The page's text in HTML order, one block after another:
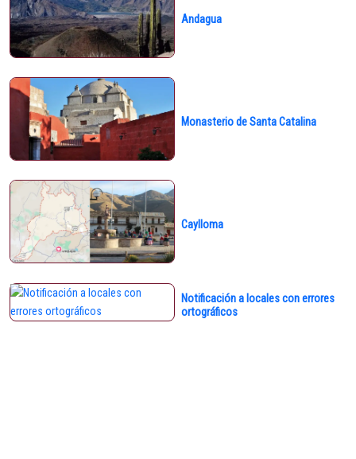
Andagua
Monasterio de Santa Catalina
Caylloma
Notificación a locales con errores
ortográficos